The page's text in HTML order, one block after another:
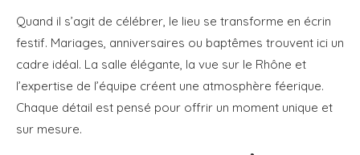
Quand il s’agit de célébrer, le lieu se transforme en écrin
festif. Mariages, anniversaires ou baptêmes trouvent ici un
cadre idéal. La salle élégante, la vue sur le Rhône et
l’expertise de l’équipe créent une atmosphère féerique.
Chaque détail est pensé pour offrir un moment unique et
sur mesure.